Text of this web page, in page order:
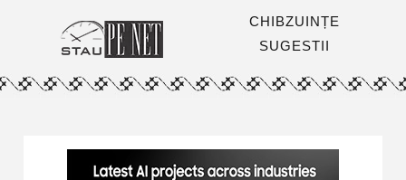
CHIBZUINȚE
SUGESTII